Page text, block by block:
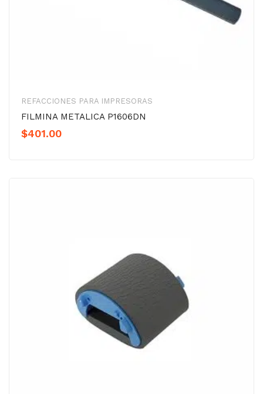
REFACCIONES PARA IMPRESORAS
FILMINA METALICA P1606DN
$401.00